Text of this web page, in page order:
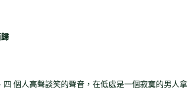
個人高聲談笑的聲音，在低處是一個寂寞的男人拿